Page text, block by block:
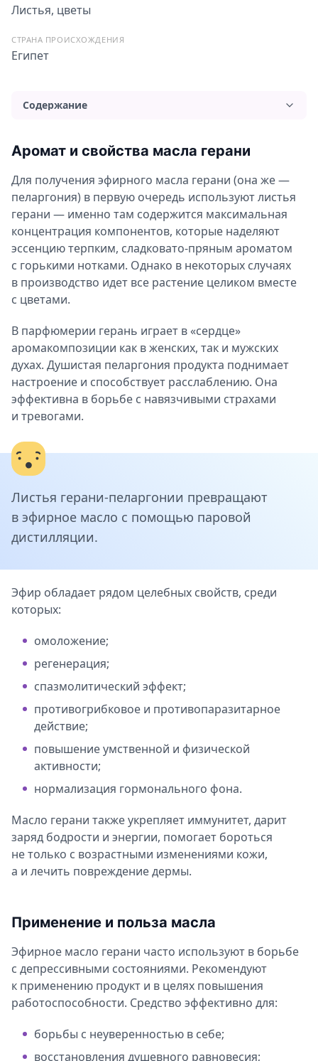
Листья, цветы
СТРАНА ПРОИСХОЖДЕНИЯ
Египет
Содержание
Применение и польза масла
Применение масла герани для волос
Применение масла для лица
Польза масла герани для тела
Ароматерапия с маслом герани
Можно ли употреблять масло герани внутрь?
Противопоказания и вред масла герани
Аромат и свойства масла герани
Для получения эфирного масла герани (она же —
пеларгония) в первую очередь используют листья
герани — именно там содержится максимальная
концентрация компонентов, которые наделяют
эссенцию терпким, сладковато-пряным ароматом
с горькими нотками. Однако в некоторых случаях
в производство идет все растение целиком вместе
с цветами.
В парфюмерии герань играет в «сердце»
аромакомпозиции как в женских, так и мужских
духах. Душистая пеларгония продукта поднимает
настроение и способствует расслаблению. Она
эффективна в борьбе с навязчивыми страхами
и тревогами.
Листья герани-пеларгонии превращают
в эфирное масло с помощью паровой
дистилляции.
Эфир обладает рядом целебных свойств, среди
которых:
омоложение;
регенерация;
спазмолитический эффект;
противогрибковое и противопаразитарное
действие;
повышение умственной и физической
активности;
нормализация гормонального фона.
Масло герани также укрепляет иммунитет, дарит
заряд бодрости и энергии, помогает бороться
не только с возрастными изменениями кожи,
а и лечить повреждение дермы.
Применение и польза масла
Эфирное масло герани часто используют в борьбе
с депрессивными состояниями. Рекомендуют
к применению продукт и в целях повышения
работоспособности. Средство эффективно для:
борьбы с неуверенностью в себе;
восстановления душевного равновесия;